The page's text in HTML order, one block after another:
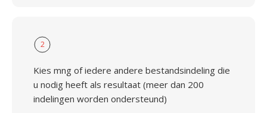
2
Kies mng of iedere andere bestandsindeling die
u nodig heeft als resultaat (meer dan 200
indelingen worden ondersteund)